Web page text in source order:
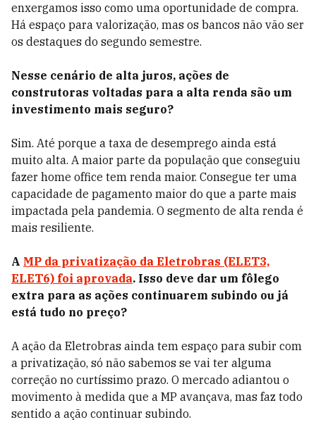
enxergamos isso como uma oportunidade de compra.
Há espaço para valorização, mas os bancos não vão ser
os destaques do segundo semestre.
Nesse cenário de alta juros, ações de
construtoras voltadas para a alta renda são um
investimento mais seguro?
Sim. Até porque a taxa de desemprego ainda está
muito alta. A maior parte da população que conseguiu
fazer home office tem renda maior. Consegue ter uma
capacidade de pagamento maior do que a parte mais
impactada pela pandemia. O segmento de alta renda é
mais resiliente.
A MP da privatização da Eletrobras (ELET3,
ELET6) foi aprovada. Isso deve dar um fôlego
extra para as ações continuarem subindo ou já
está tudo no preço?
A ação da Eletrobras ainda tem espaço para subir com
a privatização, só não sabemos se vai ter alguma
correção no curtíssimo prazo. O mercado adiantou o
movimento à medida que a MP avançava, mas faz todo
sentido a ação continuar subindo.